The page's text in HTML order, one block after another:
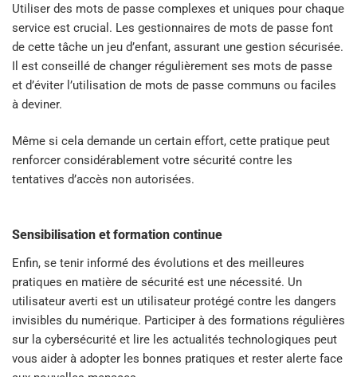
Utiliser des mots de passe complexes et uniques pour chaque
service est crucial. Les gestionnaires de mots de passe font
de cette tâche un jeu d’enfant, assurant une gestion sécurisée.
Il est conseillé de changer régulièrement ses mots de passe
et d’éviter l’utilisation de mots de passe communs ou faciles
à deviner.
Même si cela demande un certain effort, cette pratique peut
renforcer considérablement votre sécurité contre les
tentatives d’accès non autorisées.
Sensibilisation et formation continue
Enfin, se tenir informé des évolutions et des meilleures
pratiques en matière de sécurité est une nécessité. Un
utilisateur averti est un utilisateur protégé contre les dangers
invisibles du numérique. Participer à des formations régulières
sur la cybersécurité et lire les actualités technologiques peut
vous aider à adopter les bonnes pratiques et rester alerte face